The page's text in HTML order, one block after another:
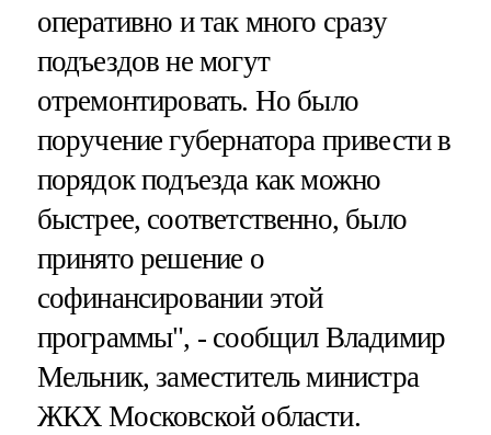
оперативно и так много сразу
подъездов не могут
отремонтировать. Но было
поручение губернатора привести в
порядок подъезда как можно
быстрее, соответственно, было
принято решение о
софинансировании этой
программы", - сообщил Владимир
Мельник, заместитель министра
ЖКХ Московской области.